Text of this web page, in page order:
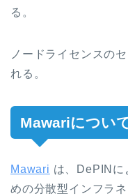
る。
ノードライセンスの
れる。
Mawariについ
Mawari は、DePINに
めの分散型インフラ